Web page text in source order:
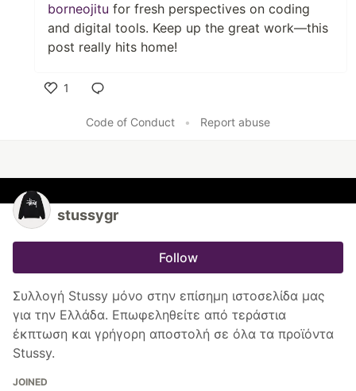
borneojitu for fresh perspectives on coding
and digital tools. Keep up the great work—this
post really hits home!
1
Code of Conduct
• Report abuse
stussygr
Follow
Συλλογή Stussy μόνο στην επίσημη ιστοσελίδα μας
για την Ελλάδα. Επωφεληθείτε από τεράστια
έκπτωση και γρήγορη αποστολή σε όλα τα προϊόντα
Stussy.
JOINED